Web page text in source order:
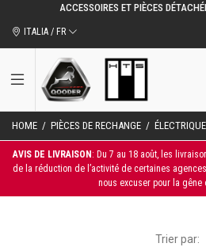
ACCESSOIRES ET PIÈCES
ITALIA / FR
HOME / PIÈCES DE RECHANGE /
AVIS DE LIVRAISON : Du 7 au 18 août, les
de la réduction de l’activité de certaines
nous excuser pour la gêne
Trier par: